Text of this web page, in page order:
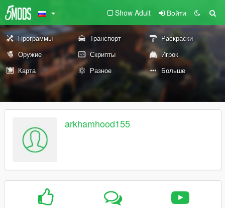
Show Adult Войти
Программы Транспорт
Раскраски
Оружие
Скрипты
Игрок
Карта
Разное Больше
arkhamhood155